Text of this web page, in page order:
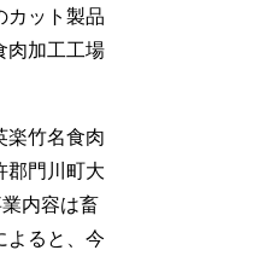
カット製品
肉加工工場
楽竹名食肉
郡門川町大
内容は畜
よると、今